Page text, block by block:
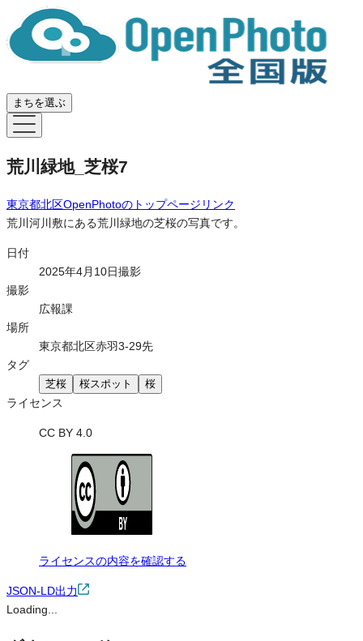
まちを選ぶ
荒川緑地_芝桜7
東京都北区OpenPhotoのトップページリンク
荒川河川敷にある荒川緑地の芝桜の写真です。
日付
2025年4月10日撮影
撮影
広報課
場所
東京都北区赤羽3-29先
タグ
芝桜 桜スポット 桜
ライセンス
CC BY 4.0
ライセンスの内容を確認する
JSON-LD出力
Loading...